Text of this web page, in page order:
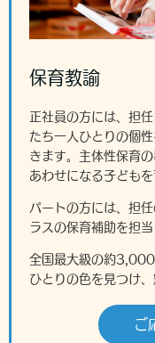
保育教諭
正社員の方には、担
たち一人ひとりの個
きます。主体性保育
あわせになる子ども
パートの方には、担
ラスの保育補助を担当
全国最大級の約3,000
ひとりの色を見つけ
ご